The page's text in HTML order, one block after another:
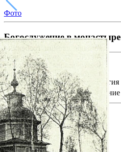
Фото
Богослужение в монастыре
Каждый день
время
богослужение
8 : 30
Божественная литургия
14 : 00
Вечернее богослужение
фотогалерея